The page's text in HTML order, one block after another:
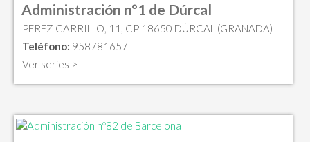
Administración nº1 de Dúrcal
PEREZ CARRILLO, 11, CP 18650 DÚRCAL (GRANADA)
Teléfono: 958781657
Ver series >